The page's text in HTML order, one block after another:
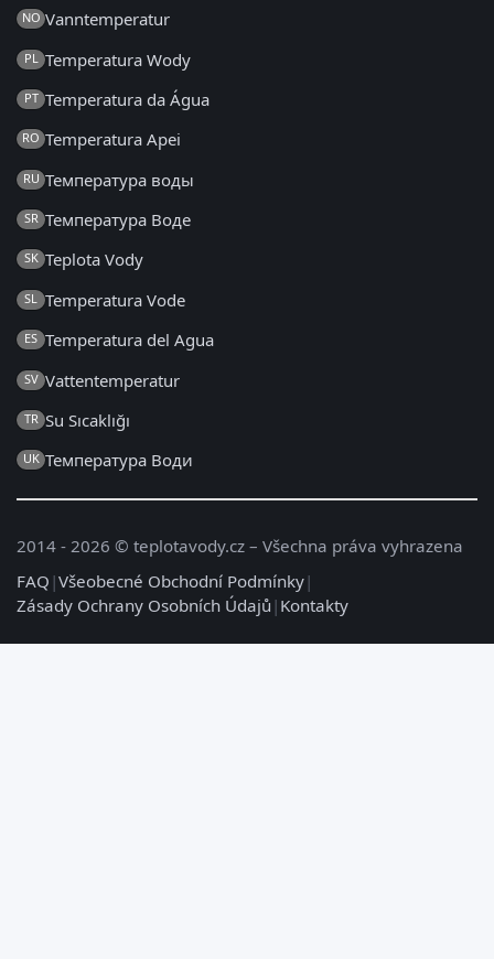
NO Vanntemperatur
PL Temperatura Wody
PT Temperatura da Água
RO Temperatura Apei
RU Температура воды
SR Температура Воде
SK Teplota Vody
SL Temperatura Vode
ES Temperatura del Agua
SV Vattentemperatur
TR Su Sıcaklığı
UK Температура Води
2014 - 2026 © teplotavody.cz – Všechna práva vyhrazena
FAQ |Všeobecné Obchodní Podmínky|
Zásady Ochrany Osobních Údajů | Kontakty